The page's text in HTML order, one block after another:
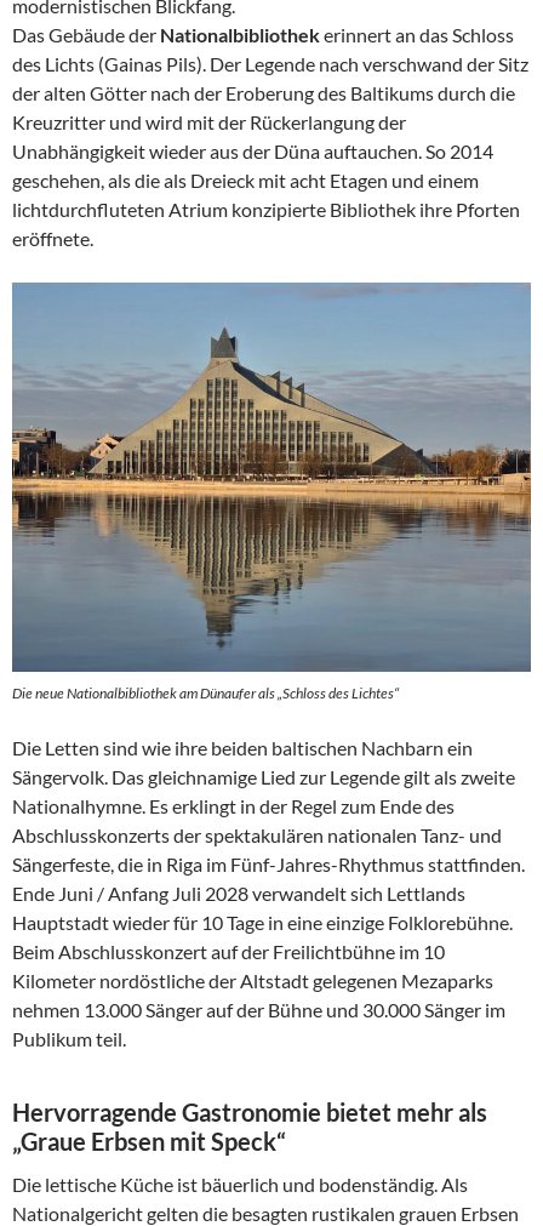
modernistischen Blickfang.
Das Gebäude der Nationalbibliothekerinnert an das Schloss
des Lichts (Gainas Pils). Der Legende nach verschwand der Sitz
der alten Götter nach der Eroberung des Baltikums durch die
Kreuzritter und wird mit der Rückerlangung der
Unabhängigkeit wieder aus der Düna auftauchen. So 2014
geschehen, als die als Dreieck mit acht Etagen und einem
lichtdurchfluteten Atrium konzipierte Bibliothek ihre Pforten
eröffnete.
Die neue Nationalbibliothek am Dünaufer als „Schloss des Lichtes“
Die Letten sind wie ihre beiden baltischen Nachbarn ein
Sängervolk. Das gleichnamige Lied zur Legende gilt als zweite
Nationalhymne. Es erklingt in der Regel zum Ende des
Abschlusskonzerts der spektakulären nationalen Tanz- und
Sängerfeste, die in Riga im Fünf-Jahres-Rhythmus stattfinden.
Ende Juni / Anfang Juli 2028 verwandelt sich Lettlands
Hauptstadt wieder für 10 Tage in eine einzige Folklorebühne.
Beim Abschlusskonzert auf der Freilichtbühne im 10
Kilometer nordöstliche der Altstadt gelegenen Mezaparks
nehmen 13.000 Sänger auf der Bühne und 30.000 Sänger im
Publikum teil.
Hervorragende Gastronomie bietet mehr als
„Graue Erbsen mit Speck“
Die lettische Küche ist bäuerlich und bodenständig. Als
Nationalgericht gelten die besagten rustikalen grauen Erbsen